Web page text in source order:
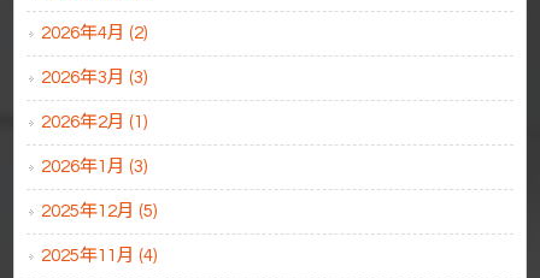
2026年4月 (2)
2026年3月 (3)
2026年2月 (1)
2026年1月 (3)
2025年12月 (5)
2025年11月 (4)